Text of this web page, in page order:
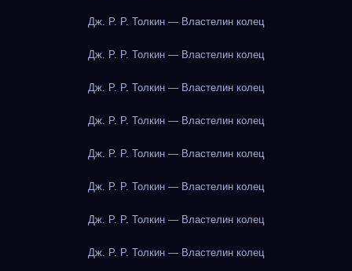
Дж. Р. Р. Толкин — Властелин колец
Дж. Р. Р. Толкин — Властелин колец
Дж. Р. Р. Толкин — Властелин колец
Дж. Р. Р. Толкин — Властелин колец
Дж. Р. Р. Толкин — Властелин колец
Дж. Р. Р. Толкин — Властелин колец
Дж. Р. Р. Толкин — Властелин колец
Дж. Р. Р. Толкин — Властелин колец